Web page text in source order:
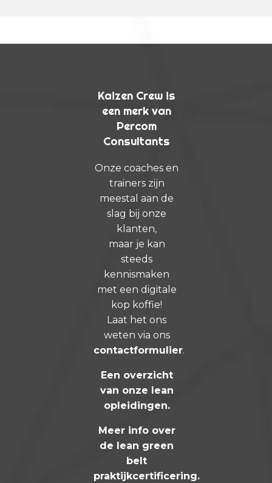
Kaizen Crew is
een merk van
Percom
Consultants
Onze coaches en
trainers zijn
meestal aan de
slag bij onze
klanten,
maar je kan
steeds
kennismaken
met een digitale
kop koffie!
Laat het ons
weten via ons
contactformulier.
Een overzicht
van onze lean
opleidingen.
Meer info over
de lean green
belt
praktijkcertificering.